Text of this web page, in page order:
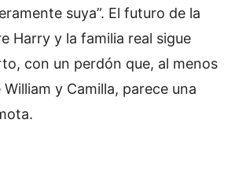
suya”. El futuro de la
Harry y la familia real sigue
con un perdón que, al menos
y Camilla, parece una